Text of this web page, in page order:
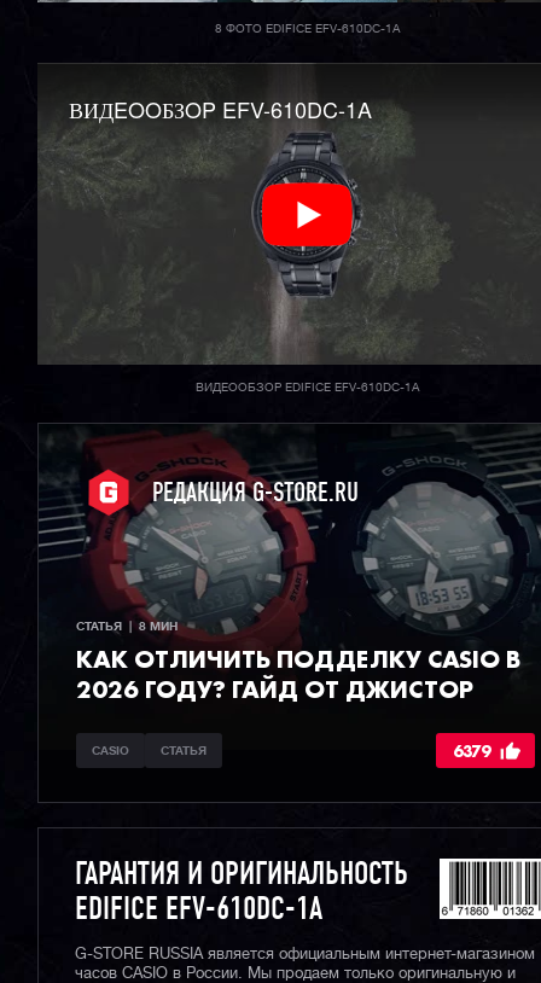
8 ФОТО EDIFICE EFV-610DC-1A
ВИДEOOБЗOP EFV-610DC-1A
ВИДЕООБЗОР EDIFICE EFV-610DC-1A
РЕДАКЦИЯ G-STORE.RU
СТАТЬЯ  |  8 МИН
КАК ОТЛИЧИТЬ ПОДДЕЛКУ CASIO В
2026 ГОДУ? ГАЙД ОТ ДЖИСТОР
CASIO СТАТЬЯ 6379
ГАРАНТИЯ И ОРИГИНАЛЬНОСТЬ
EDIFICE EFV-610DC-1A
G-STORE RUSSIA является официальным интернет-магазином
часов CASIO в России. Мы продаем только оригинальную и